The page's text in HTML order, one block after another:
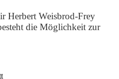
Herbert Weisbrod-Frey
die Möglichkeit zur